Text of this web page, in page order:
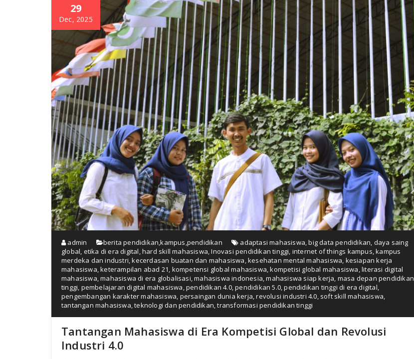
29
Dec, 2025
admin berita pendidikan,kampus,pendidikan adaptasi mahasiswa,big data pendidikan, daya saing
global, etika di era digital,hard skill mahasiswa,Inovasi pendidikan tinggi, internet of things kampus,kampus
merdeka dan industri,kecerdasan buatan dan mahasiswa,kesehatan mental mahasiswa, kesiapan kerja
mahasiswa,keterampilan abad 21, kompetensi global mahasiswa,kompetisi global mahasiswa,literasi digital
mahasiswa,mahasiswa di era globalisasi,mahasiswa indonesia,mahasiswa siap kerja, masa depan pendidikan
tinggi, pembelajaran digital mahasiswa,pendidikan 4.0,pendidikan 5.0,pendidikan tinggi di era digital,
pengembangan karakter mahasiswa, persaingan dunia kerja,revolusi industri 4.0, soft skill mahasiswa,
tantangan mahasiswa,teknologi dan pendidikan,transformasi pendidikan tinggi
Tantangan Mahasiswa di Era Kompetisi Global dan Revolusi
Industri 4.0